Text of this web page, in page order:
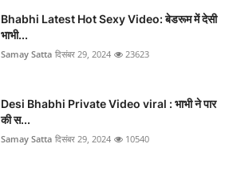
Bhabhi Latest Hot Sexy Video: बेडरूम में देसी
भाभी...
Samay Satta दिसंबर 29, 2024 23623
Desi Bhabhi Private Video viral : भाभी ने पार
की स...
Samay Satta दिसंबर 29, 2024 10540